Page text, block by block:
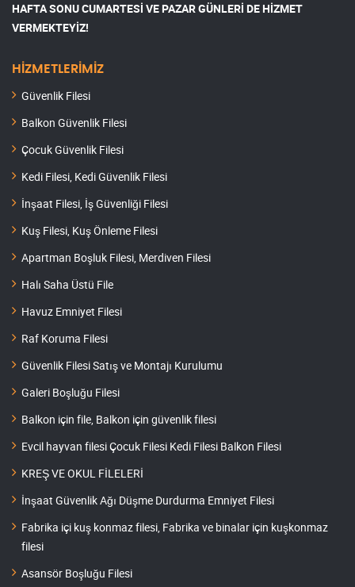
HAFTA SONU CUMARTESİ VE PAZAR GÜNLERİ DE HİZMET
VERMEKTEYİZ!
HİZMETLERİMİZ
Güvenlik Filesi
Balkon Güvenlik Filesi
Çocuk Güvenlik Filesi
Kedi Filesi, Kedi Güvenlik Filesi
İnşaat Filesi, İş Güvenliği Filesi
Kuş Filesi, Kuş Önleme Filesi
Apartman Boşluk Filesi, Merdiven Filesi
Halı Saha Üstü File
Havuz Emniyet Filesi
Raf Koruma Filesi
Güvenlik Filesi Satış ve Montajı Kurulumu
Galeri Boşluğu Filesi
Balkon için file, Balkon için güvenlik filesi
Evcil hayvan filesi Çocuk Filesi Kedi Filesi Balkon Filesi
KREŞ VE OKUL FİLELERİ
İnşaat Güvenlik Ağı Düşme Durdurma Emniyet Filesi
Fabrika içi kuş konmaz filesi, Fabrika ve binalar için kuşkonmaz
filesi
Asansör Boşluğu Filesi